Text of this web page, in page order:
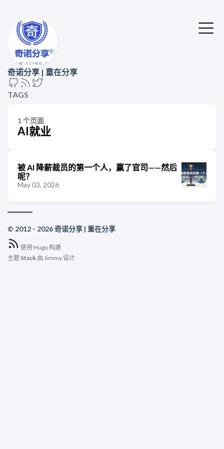
奇诺分享 | 重在分享
TAGS
1 个页面
AI就业
被 AI 降薪裁员的第一个人，赢了官司——然后
呢？
May 03, 2026
© 2012 - 2026 奇诺分享 | 重在分享
使用 Hugo构建
主题 Stack 由 Jimmy设计